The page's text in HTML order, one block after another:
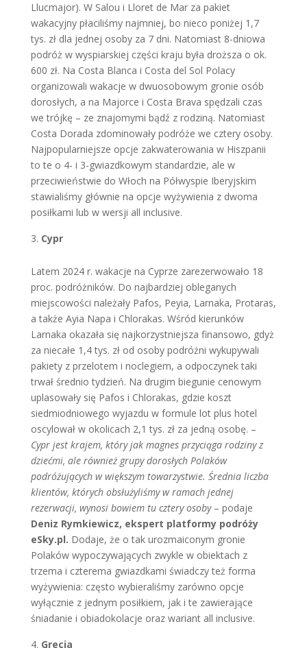
Llucmajor). W Salou i Lloret de Mar za pakiet
wakacyjny płaciliśmy najmniej, bo nieco poniżej 1,7
tys. zł dla jednej osoby za 7 dni. Natomiast 8-dniowa
podróż w wyspiarskiej części kraju była droższa o ok.
600 zł. Na Costa Blanca i Costa del Sol Polacy
organizowali wakacje w dwuosobowym gronie osób
dorosłych, a na Majorce i Costa Brava spędzali czas
we trójkę – ze znajomymi bądź z rodziną. Natomiast
Costa Dorada zdominowały podróże we cztery osoby.
Najpopularniejsze opcje zakwaterowania w Hiszpanii
to te o 4- i 3-gwiazdkowym standardzie, ale w
przeciwieństwie do Włoch na Półwyspie Iberyjskim
stawialiśmy głównie na opcje wyżywienia z dwoma
posiłkami lub w wersji all inclusive.
Cypr
Latem 2024 r. wakacje na Cyprze zarezerwowało 18
proc. podróżników. Do najbardziej obleganych
miejscowości należały Pafos, Peyia, Larnaka, Protaras,
a także Ayia Napa i Chlorakas. Wśród kierunków
Larnaka okazała się najkorzystniejsza finansowo, gdyż
za niecałe 1,4 tys. zł od osoby podróżni wykupywali
pakiety z przelotem i noclegiem, a odpoczynek taki
trwał średnio tydzień. Na drugim biegunie cenowym
uplasowały się Pafos i Chlorakas, gdzie koszt
siedmiodniowego wyjazdu w formule lot plus hotel
oscylował w okolicach 2,1 tys. zł za jedną osobę. –
Cypr jest krajem, który jak magnes przyciąga rodziny z
dziećmi, ale również grupy dorosłych Polaków
podróżujących w większym towarzystwie. Średnia liczba
klientów, których obsłużyliśmy w ramach jednej
rezerwacji, wynosi bowiem tu cztery osoby– podaje
Deniz Rymkiewicz, ekspert platformy podróży
eSky.pl. Dodaje, że o tak urozmaiconym gronie
Polaków wypoczywających zwykle w obiektach z
trzema i czterema gwiazdkami świadczy też forma
wyżywienia: często wybieraliśmy zarówno opcje
wyłącznie z jednym posiłkiem, jak i te zawierające
śniadanie i obiadokolacje oraz wariant all inclusive.
Grecja